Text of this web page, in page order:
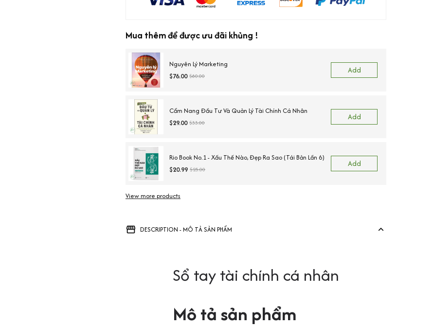
Mua thêm để được ưu đãi khủng !
Nguyên Lý Marketing
$76.00 $80.00
Add
Cẩm Nang Đầu Tư Và Quản Lý Tài Chính Cá Nhân
$29.00 $33.00
Add
Rio Book No.1 - Xấu Thế Nào, Đẹp Ra Sao (Tái Bản Lần 6)
$20.99 $25.00
Add
View more products
DESCRIPTION - MÔ TẢ SẢN PHẨM
Sổ tay tài chính cá nhân
Mô tả sản phẩm